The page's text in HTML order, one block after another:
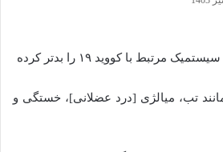
مرتبط با کووید ۱۹ را بدتر کرده
تب، میالژی [درد عضلانی]، خستگی و